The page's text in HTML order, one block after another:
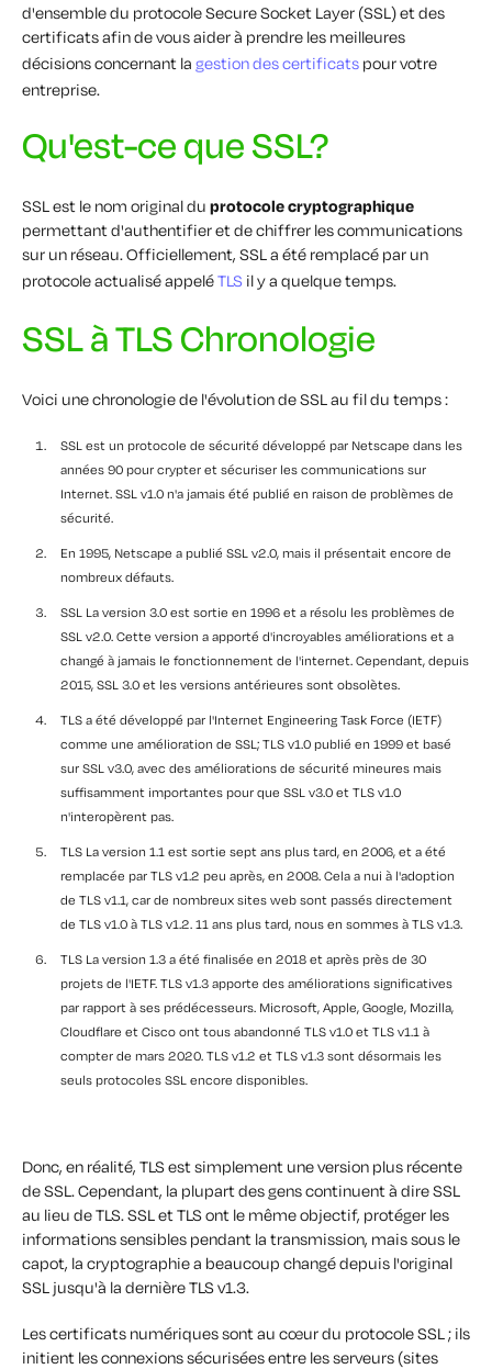
d'ensemble du protocole Secure Socket Layer (SSL) et des
certificats afin de vous aider à prendre les meilleures
décisions concernant la gestion des certificats pour votre
entreprise.
Qu'est-ce que SSL?
SSL est le nom original du protocole cryptographique
permettant d'authentifier et de chiffrer les communications
sur un réseau. Officiellement, SSL a été remplacé par un
protocole actualisé appeléTLS il y a quelque temps.
SSL à TLS Chronologie
Voici une chronologie de l'évolution de SSL au fil du temps :
SSL est un protocole de sécurité développé par Netscape dans les
années 90 pour crypter et sécuriser les communications sur
Internet. SSL v1.0 n'a jamais été publié en raison de problèmes de
sécurité.
En 1995, Netscape a publié SSL v2.0, mais il présentait encore de
nombreux défauts.
SSL La version 3.0 est sortie en 1996 et a résolu les problèmes de
SSL v2.0. Cette version a apporté d'incroyables améliorations et a
changé à jamais le fonctionnement de l'internet. Cependant, depuis
2015, SSL 3.0 et les versions antérieures sont obsolètes.
TLS a été développé par l'Internet Engineering Task Force (IETF)
comme une amélioration de SSL; TLS v1.0 publié en 1999 et basé
sur SSL v3.0, avec des améliorations de sécurité mineures mais
suffisamment importantes pour que SSL v3.0 et TLS v1.0
n'interopèrent pas.
TLS La version 1.1 est sortie sept ans plus tard, en 2006, et a été
remplacée par TLS v1.2 peu après, en 2008. Cela a nui à l'adoption
de TLS v1.1, car de nombreux sites web sont passés directement
de TLS v1.0 à TLS v1.2. 11 ans plus tard, nous en sommes à TLS v1.3.
TLS La version 1.3 a été finalisée en 2018 et après près de 30
projets de l'IETF. TLS v1.3 apporte des améliorations significatives
par rapport à ses prédécesseurs. Microsoft, Apple, Google, Mozilla,
Cloudflare et Cisco ont tous abandonné TLS v1.0 et TLS v1.1 à
compter de mars 2020. TLS v1.2 et TLS v1.3 sont désormais les
seuls protocoles SSL encore disponibles.
Donc, en réalité, TLS est simplement une version plus récente
de SSL. Cependant, la plupart des gens continuent à dire SSL
au lieu de TLS. SSL et TLS ont le même objectif, protéger les
informations sensibles pendant la transmission, mais sous le
capot, la cryptographie a beaucoup changé depuis l'original
SSL jusqu'à la dernière TLS v1.3.
Les certificats numériques sont au cœur du protocole SSL ; ils
initient les connexions sécurisées entre les serveurs (sites